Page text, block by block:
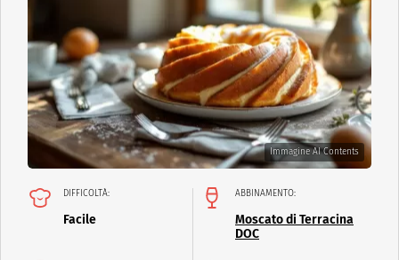
Immagine AI Contents
DIFFICOLTÀ:
Facile
ABBINAMENTO:
Moscato di Terracina
DOC